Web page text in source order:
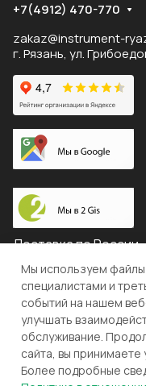
+7(4912) 470-770
zakaz@instrument-
г. Рязань, ул.
Доставка по России
© 2026 "ЛЕВША"
Конфиденциальность
Разработка и
Мы используем
специалистами и
событий на нашем
улучшать
обслуживание.
сайта, вы принимаете
Более подробные